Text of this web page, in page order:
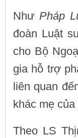
Như Pháp
đoàn Luật
cho Bộ
gia hỗ trợ
liên quan
khác mẹ
Theo LS